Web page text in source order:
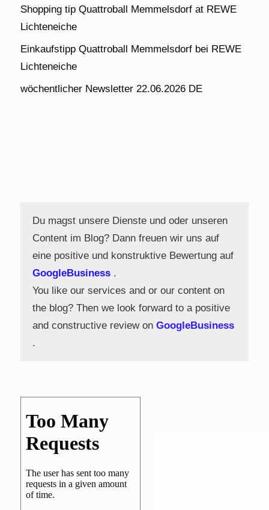
Shopping tip Quattroball Memmelsdorf at REWE
Lichteneiche
Einkaufstipp Quattroball Memmelsdorf bei REWE
Lichteneiche
wöchentlicher Newsletter 22.06.2026 DE
Du magst unsere Dienste und oder unseren
Content im Blog? Dann freuen wir uns auf
eine positive und konstruktive Bewertung auf
GoogleBusiness .
You like our services and or our content on
the blog? Then we look forward to a positive
and constructive review on GoogleBusiness
.